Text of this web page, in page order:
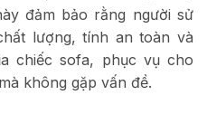
đảm bảo rằng người sử
lượng, tính an toàn và
chiếc sofa, phục vụ cho
không gặp vấn đề.